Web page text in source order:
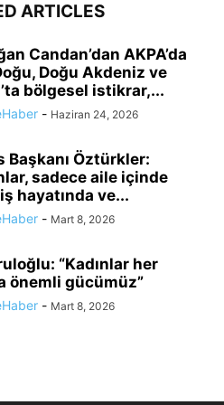
ARTICLES
Candan’dan AKPA’da
Doğu Akdeniz ve
bölgesel istikrar,...
- Haziran 24, 2026
Başkanı Öztürkler:
sadece aile içinde
hayatında ve...
- Mart 8, 2026
“Kadınlar her
önemli gücümüz”
- Mart 8, 2026